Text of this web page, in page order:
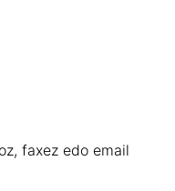
faxez edo email